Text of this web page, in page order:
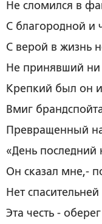
Не сломился в
С благородной и
С верой в жизнь
Не принявший ни
Крепкий был он
Вмиг
Превращенный
«День последний
Он сказал мне,-
Нет спасительней
Эта честь -